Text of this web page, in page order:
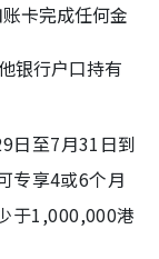
卡完成任何金
银行户口持有
日至7月31日到
专享4或6个月
于1,000,000港